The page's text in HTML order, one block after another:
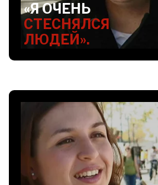
«Я ОЧЕНЬ
СТЕСНЯЛСЯ
ЛЮДЕЙ».